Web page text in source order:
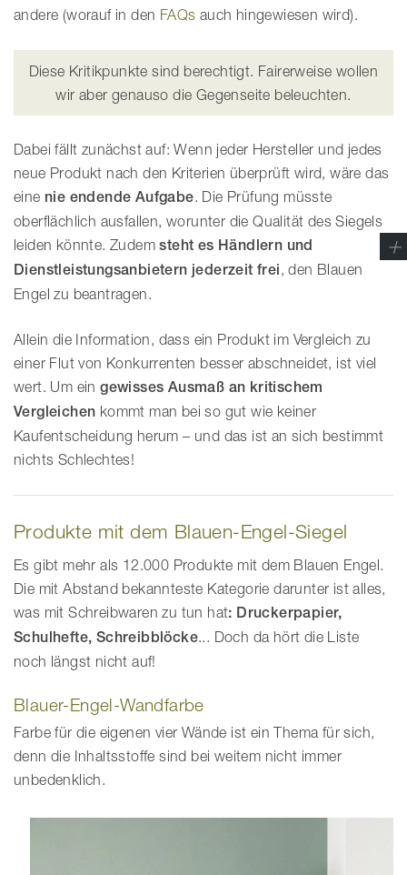
andere (worauf in den FAQs auch hingewiesen wird).
Diese Kritikpunkte sind berechtigt. Fairerweise wollen
wir aber genauso die Gegenseite beleuchten.
Dabei fällt zunächst auf: Wenn jeder Hersteller und jedes
neue Produkt nach den Kriterien überprüft wird, wäre das
eine nie endende Aufgabe. Die Prüfung müsste
oberflächlich ausfallen, worunter die Qualität des Siegels
leiden könnte. Zudemsteht es Händlern und
Dienstleistungsanbietern jederzeit frei, den Blauen
Engel zu beantragen.
Allein die Information, dass ein Produkt im Vergleich zu
einer Flut von Konkurrenten besser abschneidet, ist viel
wert. Um eingewisses Ausmaß an kritischem
Vergleichen kommt man bei so gut wie keiner
Kaufentscheidung herum – und das ist an sich bestimmt
nichts Schlechtes!
Produkte mit dem Blauen-Engel-Siegel
Es gibt mehr als 12.000 Produkte mit dem Blauen Engel.
Die mit Abstand bekannteste Kategorie darunter ist alles,
was mit Schreibwaren zu tun hat: Druckerpapier,
Schulhefte, Schreibblöcke... Doch da hört die Liste
noch längst nicht auf!
Blauer-Engel-Wandfarbe
Farbe für die eigenen vier Wände ist ein Thema für sich,
denn die Inhaltsstoffe sind bei weitem nicht immer
unbedenklich.